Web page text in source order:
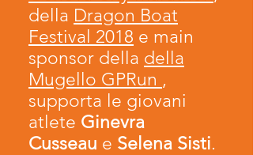
della Dragon Boat
Festival 2018 e main
sponsor della della
Mugello GPRun ,
supporta le giovani
atlete Ginevra
Cusseau e Selena Sisti.